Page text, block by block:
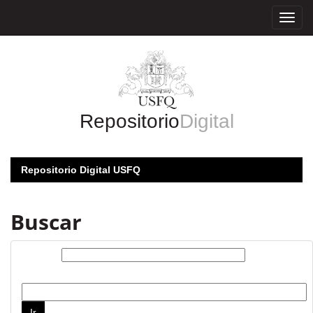
RepositorioDigital
Repositorio Digital USFQ
Buscar